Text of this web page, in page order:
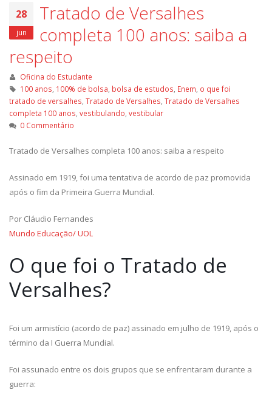
28
jun
Tratado de Versalhes
completa 100 anos: saiba a
respeito
Oficina do Estudante
100 anos 100% de bolsa bolsa de estudos Enem o que foi
tratado de versalhes Tratado de Versalhes Tratado de Versalhes
completa 100 anos vestibulando vestibular
0 Commentário
Tratado de Versalhes completa 100 anos: saiba a respeito
Assinado em 1919, foi uma tentativa de acordo de paz promovida
após o fim da Primeira Guerra Mundial.
Por Cláudio Fernandes
Mundo Educação/ UOL
O que foi o Tratado de
Versalhes?
Foi um armistício (acordo de paz) assinado em julho de 1919, após o
término da I Guerra Mundial.
Foi assunado entre os dois grupos que se enfrentaram durante a
guerra: